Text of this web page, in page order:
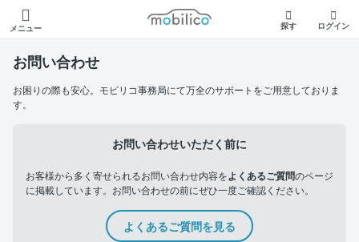
メニュー
モビリコ
探す ログイン
お問い合わせ
お困りの際も安心。モビリコ事務局にて万全のサポートをご用意しておりま
す。
お問い合わせいただく前に
お客様から多く寄せられるお問い合わせ内容をよくあるご質問のページ
に掲載しています。お問い合わせの前にぜひ一度ご確認ください。
よくあるご質問を見る